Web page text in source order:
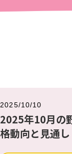
2025/10/10
2025年10月の
格動向と見通し